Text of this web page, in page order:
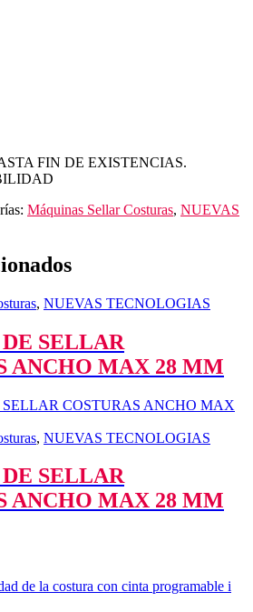
FIN DE EXISTENCIAS.
Máquinas Sellar Costuras, NUEVAS
, NUEVAS TECNOLOGIAS
SELLAR
ANCHO MAX 28 MM
, NUEVAS TECNOLOGIAS
SELLAR
ANCHO MAX 28 MM
de la costura con cinta programable i